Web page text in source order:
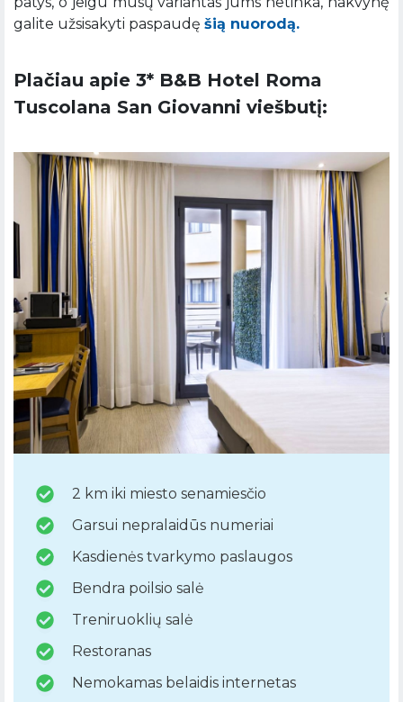
galite užsisakyti paspaudę šią nuorodą.
Plačiau apie 3* B&B Hotel Roma
Tuscolana San Giovanni viešbutį:
2 km iki miesto senamiesčio
Garsui nepralaidūs numeriai
Kasdienės tvarkymo paslaugos
Bendra poilsio salė
Treniruoklių salė
Restoranas
Nemokamas belaidis internetas